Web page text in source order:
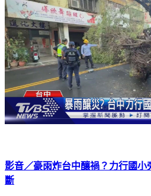
影音／豪雨炸台中釀禍？力行國
斷